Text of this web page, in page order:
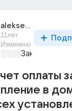
aleksei_ivanov_114
11лет
Изменено
Закон и
оплаты
в